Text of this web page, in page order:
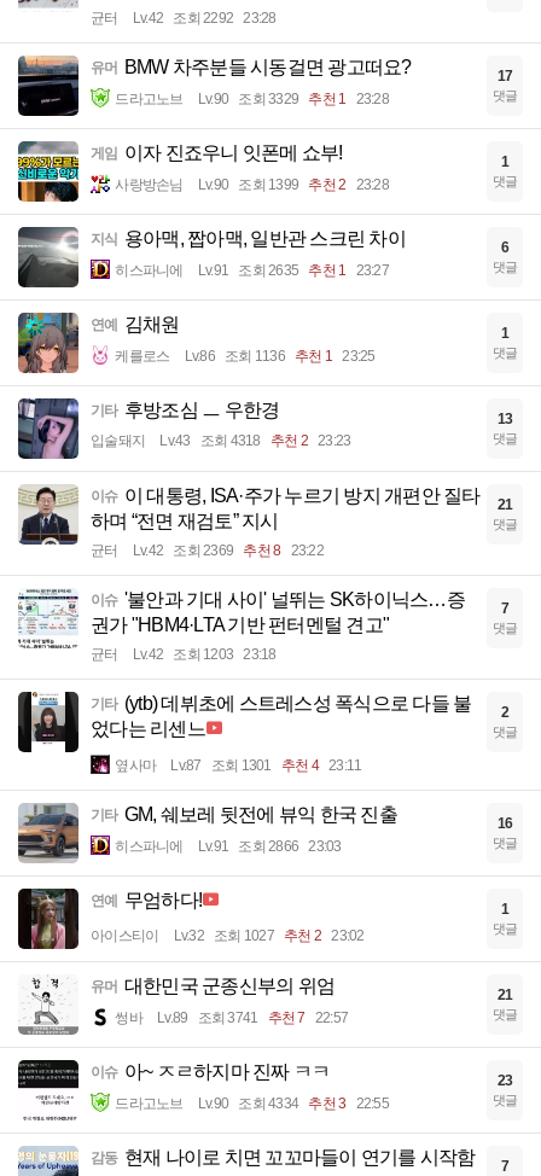
균터 Lv.42 조회 2292 23:28
유머 BMW 차주분들 시동걸면 광고떠요?
드라고노브 Lv.90 조회 3329 추천 1 23:28
17
댓글
게임 이자 진죠우니 잇폰메 쇼부!
사랑방손님 Lv.90 조회 1399 추천 2 23:28
1
댓글
지식 용아맥, 짭아맥, 일반관 스크린 차이
히스파니에 Lv.91 조회 2635 추천 1 23:27
6
댓글
연예 김채원
케를로스 Lv.86 조회 1136 추천 1 23:25
1
댓글
기타 후방조심 ㅡ 우한경
입술돼지 Lv.43 조회 4318 추천 2 23:23
13
댓글
이슈 이 대통령, ISA·주가 누르기 방지 개편안 질타
하며 “전면 재검토” 지시
균터 Lv.42 조회 2369 추천 8 23:22
21
댓글
이슈 '불안과 기대 사이' 널뛰는 SK하이닉스…증
권가 "HBM4·LTA 기반 펀터멘털 견고"
균터 Lv.42 조회 1203 23:18
7
댓글
기타 (ytb) 데뷔초에 스트레스성 폭식으로 다들 불
었다는 리센느
옆사마 Lv.87 조회 1301 추천 4 23:11
2
댓글
기타 GM, 쉐보레 뒷전에 뷰익 한국 진출
히스파니에 Lv.91 조회 2866 23:03
16
댓글
연예 무엄하다!
아이스티이 Lv.32 조회 1027 추천 2 23:02
1
댓글
유머 대한민국 군종신부의 위엄
썽바 Lv.89 조회 3741 추천 7 22:57
21
댓글
이슈 아~ ㅈㄹ하지마 진짜 ㅋㅋ
드라고노브 Lv.90 조회 4334 추천 3 22:55
23
댓글
감동 현재 나이로 치면 꼬꼬마들이 연기를 시작함 7